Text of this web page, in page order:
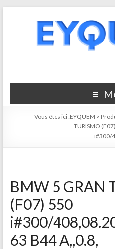
Vous êtes ici :EYQUEM >
TURISMO (F07)
i#300/
BMW 5 GRAN
(F07) 550
i#300/
63 B44 A,,0.8,